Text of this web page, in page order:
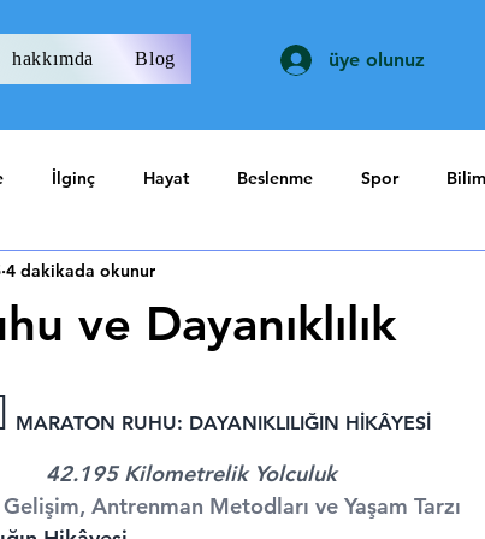
hakkımda Blog üye olunuz
İlginç Hayat Beslenme Spor Bilim
ve Dayanıklılık
4 dakikada okunur
MARATON RUHU: DAYANIKLILIĞIN HİKÂYESİ
42.195 Kilometrelik Yolculuk
Antrenman Metodları ve Yaşam Tarzı